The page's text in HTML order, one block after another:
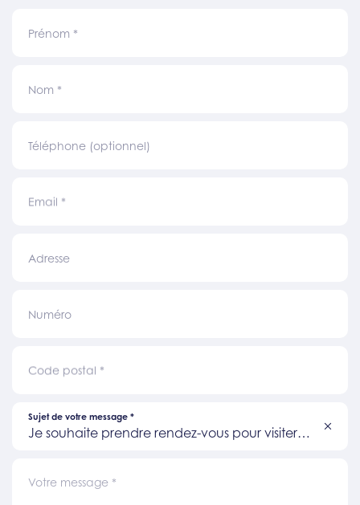
Prénom *
Nom *
Téléphone (optionnel)
Email *
Adresse
Numéro
Code postal *
Sujet de votre message *
Je souhaite prendre rendez-vous pour visiter
Votre message *